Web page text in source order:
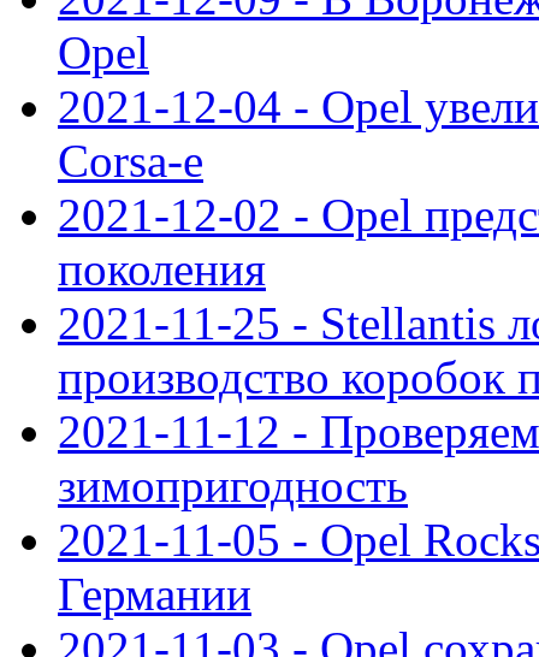
Opel
2021-12-04 - Opel
Corsa-e
2021-12-02 - Opel
поколения
2021-11-25 - Stellantis
производство коробок
2021-11-12 -
зимопригодность
2021-11-05 - Opel
Германии